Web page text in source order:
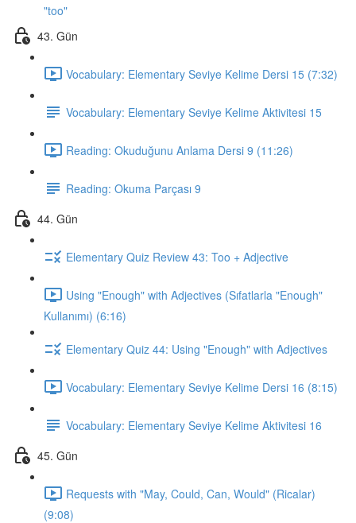
"too"
43. Gün
Vocabulary: Elementary Seviye Kelime Dersi 15 (7:32)
Vocabulary: Elementary Seviye Kelime Aktivitesi 15
Reading: Okuduğunu Anlama Dersi 9 (11:26)
Reading: Okuma Parçası 9
44. Gün
Elementary Quiz Review 43: Too + Adjective
Using "Enough" with Adjectives (Sıfatlarla "Enough"
Kullanımı) (6:16)
Elementary Quiz 44: Using "Enough" with Adjectives
Vocabulary: Elementary Seviye Kelime Dersi 16 (8:15)
Vocabulary: Elementary Seviye Kelime Aktivitesi 16
45. Gün
Requests with "May, Could, Can, Would" (Ricalar)
(9:08)